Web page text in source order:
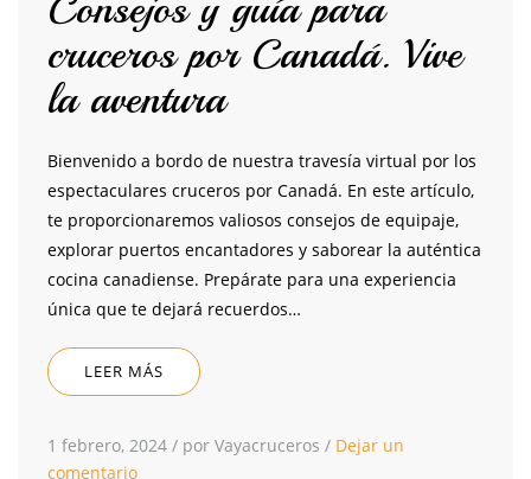
cruceros por Canadá. Vive
la aventura
Bienvenido a bordo de nuestra travesía virtual por los
espectaculares cruceros por Canadá. En este artículo,
te proporcionaremos valiosos consejos de equipaje,
explorar puertos encantadores y saborear la auténtica
cocina canadiense. Prepárate para una experiencia
única que te dejará recuerdos…
LEER MÁS
1 febrero, 2024 / por Vayacruceros / Dejar un
comentario